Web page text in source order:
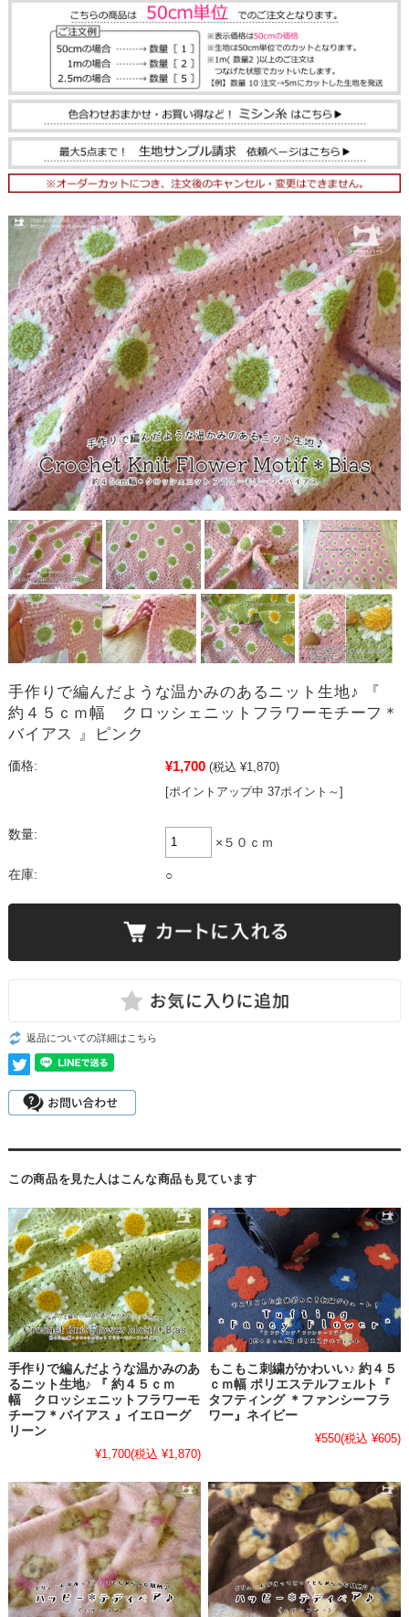
手作りで編んだような温かみのあるニット生地♪ 『
約４５ｃｍ幅 クロッシェニットフラワーモチーフ＊
バイアス 』ピンク
価格: ¥1,700 (税込 ¥1,870)
[ポイントアップ中 37ポイント～]
数量:
×５０ｃｍ
在庫: ○
返品についての詳細はこちら
この商品を見た人はこんな商品も見ています
手作りで編んだような温かみのあ
るニット生地♪ 『 約４５ｃｍ
幅 クロッシェニットフラワーモ
チーフ＊バイアス 』イエローグ
リーン
¥1,700(税込 ¥1,870)
もこもこ刺繍がかわいい♪ 約４５
ｃｍ幅 ポリエステルフェルト『
タフティング ＊ファンシーフラ
ワー』ネイビー
¥550(税込 ¥605)